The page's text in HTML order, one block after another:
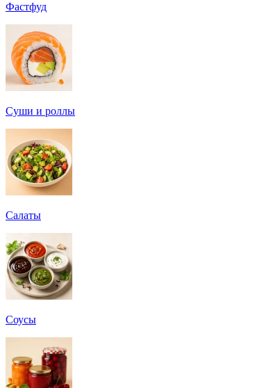
Фастфуд
Суши и роллы
Салаты
Соусы